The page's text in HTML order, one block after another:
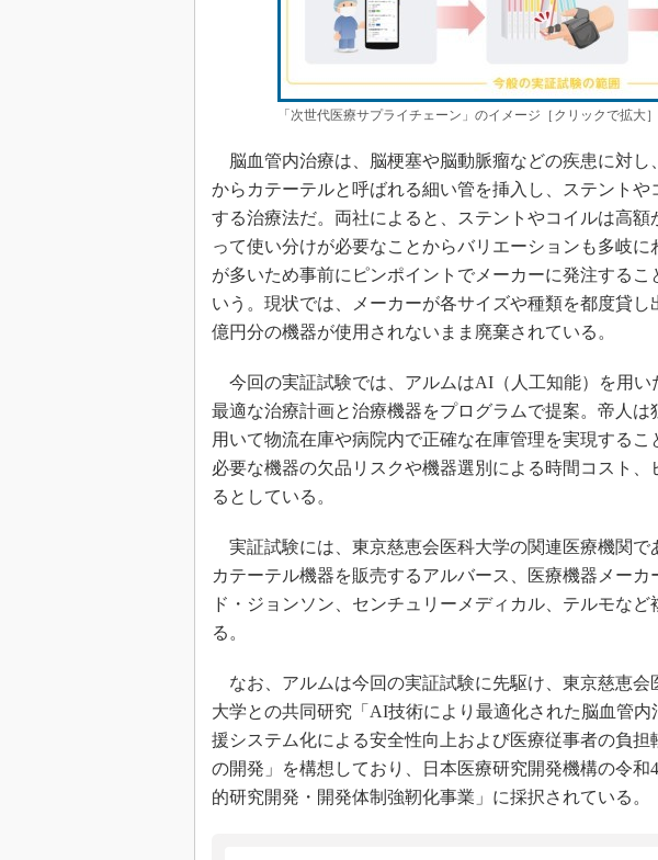
「次世代医療サプライチェーン」のイメージ［クリックで拡大
脳血管内治療は、脳梗塞や脳動脈瘤などの疾患に対し
からカテーテルと呼ばれる細い管を挿入し、ステント
する治療法だ。両社によると、ステントやコイルは高額
って使い分けが必要なことからバリエーションも多岐
が多いため事前にピンポイントでメーカーに発注するこ
いう。現状では、メーカーが各サイズや種類を都度貸
億円分の機器が使用されないまま廃棄されている。
今回の実証試験では、アルムはAI（人工知能）を用い
最適な治療計画と治療機器をプログラムで提案。帝人は
用いて物流在庫や病院内で正確な在庫管理を実現するこ
必要な機器の欠品リスクや機器選別による時間コスト
るとしている。
実証試験には、東京慈恵会医科大学の関連医療機関で
カテーテル機器を販売するアルバース、医療機器メー
ド・ジョンソン、センチュリーメディカル、テルモな
る。
なお、アルムは今回の実証試験に先駆け、東京慈恵会
大学との共同研究「AI技術により最適化された脳血管
援システム化による安全性向上および医療従事者の負
の開発」を構想しており、日本医療研究開発機構の令
的研究開発・開発体制強靭化事業」に採択されている。